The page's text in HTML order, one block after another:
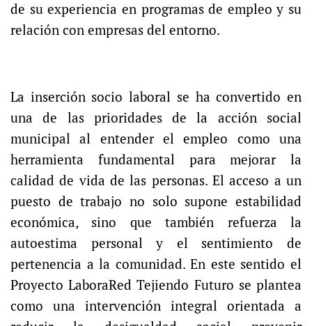
de su experiencia en programas de empleo y su
relación con empresas del entorno.
La inserción socio laboral se ha convertido en
una de las prioridades de la acción social
municipal al entender el empleo como una
herramienta fundamental para mejorar la
calidad de vida de las personas. El acceso a un
puesto de trabajo no solo supone estabilidad
económica, sino que también refuerza la
autoestima personal y el sentimiento de
pertenencia a la comunidad. En este sentido el
Proyecto LaboraRed Tejiendo Futuro se plantea
como una intervención integral orientada a